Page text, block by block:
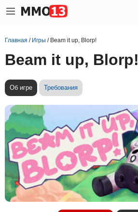
Главная / Игры / Beam it up, Blorp!
Beam it up, Blorp!
Об игре Требования